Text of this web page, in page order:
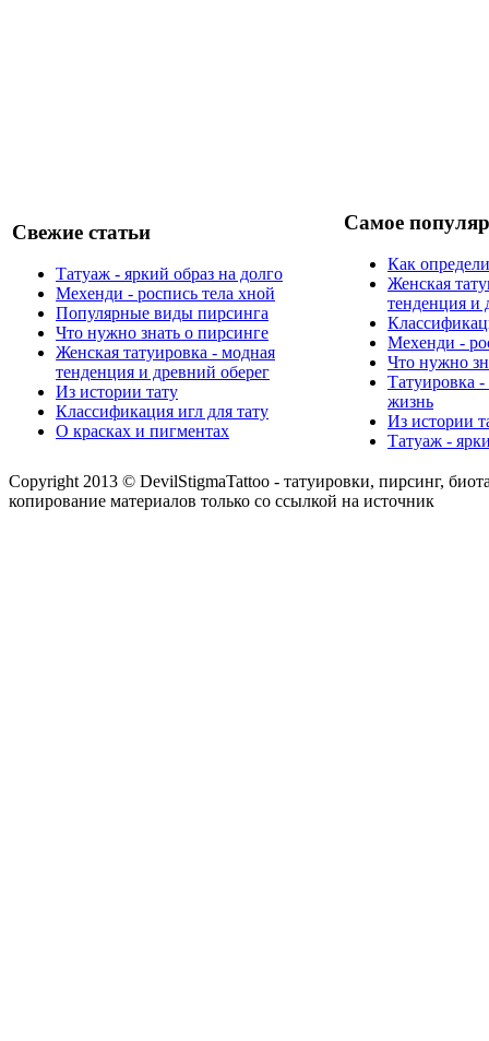
Свежие статьи
Татуаж - яркий образ на долго
Мехенди - роспись тела хной
Популярные виды пирсинга
Что нужно знать о пирсинге
Женская татуировка - модная
тенденция и древний оберег
Из истории тату
Классификация игл для тату
О красках и пигментах
Самое
Как
Женская
тенденция и
Мехенди -
Что нужно
Татуировка
жизнь
Из истории
Татуаж -
Copyright 2013 © DevilStigmaTattoo - татуировки, пирсинг,
копирование материалов только со ссылкой на источник